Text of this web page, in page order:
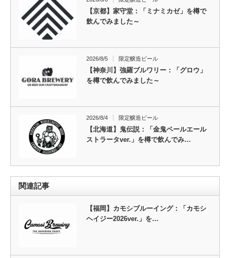
【京都】家守堂：「ミナミカゼ」を樽で
飲んでみました～
2026/8/5 限定醸造ビール
【神奈川】強羅ブルワリー：「グロウ」
を樽で飲んでみました～
2026/8/4 限定醸造ビール
【北海道】鬼伝説：「金鬼ペールエール
ストラータver.」を樽で飲んでみ…
関連記事
【福岡】カモシブルーイング：「カモシ
ヘイジー2026ver.」を…